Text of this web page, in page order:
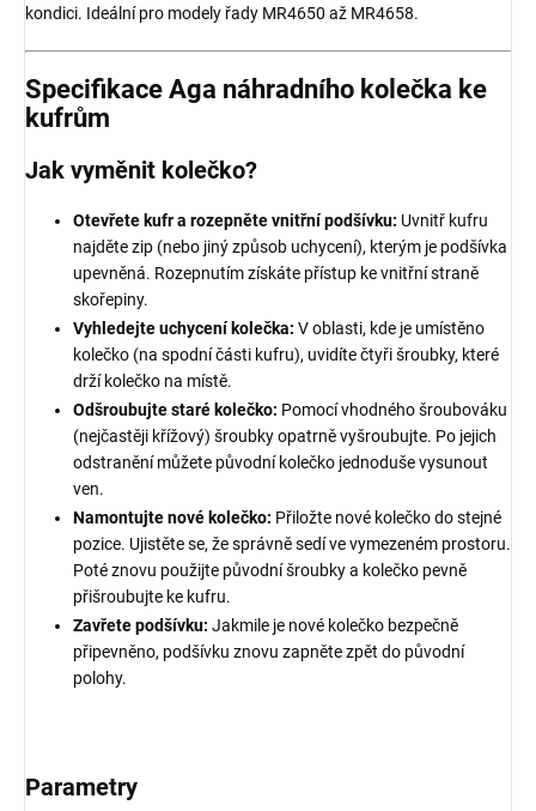
kondici. Ideální pro modely řady MR4650 až MR4658.
Specifikace Aga náhradního kolečka ke
kufrům
Jak vyměnit kolečko?
Otevřete kufr a rozepněte vnitřní podšívku: Uvnitř kufru
najděte zip (nebo jiný způsob uchycení), kterým je podšívka
upevněná. Rozepnutím získáte přístup ke vnitřní straně
skořepiny.
Vyhledejte uchycení kolečka: V oblasti, kde je umístěno
kolečko (na spodní části kufru), uvidíte čtyři šroubky, které
drží kolečko na místě.
Odšroubujte staré kolečko: Pomocí vhodného šroubováku
(nejčastěji křížový) šroubky opatrně vyšroubujte. Po jejich
odstranění můžete původní kolečko jednoduše vysunout
ven.
Namontujte nové kolečko: Přiložte nové kolečko do stejné
pozice. Ujistěte se, že správně sedí ve vymezeném prostoru.
Poté znovu použijte původní šroubky a kolečko pevně
přišroubujte ke kufru.
Zavřete podšívku: Jakmile je nové kolečko bezpečně
připevněno, podšívku znovu zapněte zpět do původní
polohy.
Parametry